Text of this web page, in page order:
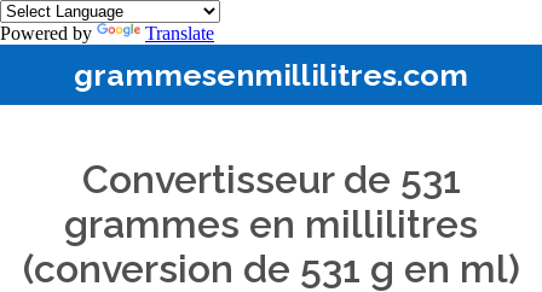
Powered by Translate
grammesenmillilitres.com
Convertisseur de 531
grammes en millilitres
(conversion de 531 g en ml)